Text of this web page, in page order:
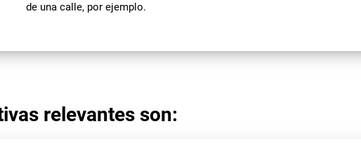
de una calle, por ejemplo.
relevantes son: